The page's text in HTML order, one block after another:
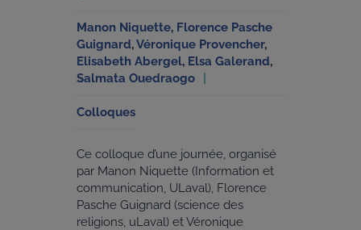
Manon Niquette, Florence Pasche
Guignard,Véronique Provencher,
Elisabeth Abergel, Elsa Galerand,
Salmata Ouedraogo
Colloques
Ce colloque d’une journée, organisé
par Manon Niquette (Information et
communication, ULaval), Florence
Pasche Guignard (science des
religions, uLaval) et Véronique